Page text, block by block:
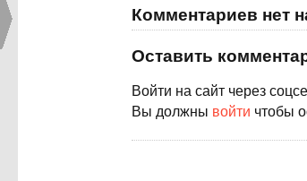
Комментариев нет
Оставить
Войти на сайт через
Вы должны войти чтобы